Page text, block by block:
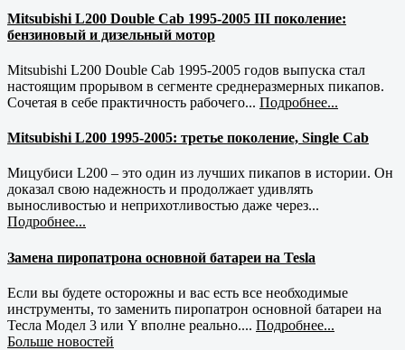
Mitsubishi L200 Double Cab 1995-2005 III поколение:
бензиновый и дизельный мотор
Mitsubishi L200 Double Cab 1995-2005 годов выпуска стал
настоящим прорывом в сегменте среднеразмерных пикапов.
Сочетая в себе практичность рабочего... Подробнее...
Mitsubishi L200 1995-2005: третье поколение, Single Cab
Мицубиси L200 – это один из лучших пикапов в истории. Он
доказал свою надежность и продолжает удивлять
выносливостью и неприхотливостью даже через...
Подробнее...
Замена пиропатрона основной батареи на Tesla
Если вы будете осторожны и вас есть все необходимые
инструменты, то заменить пиропатрон основной батареи на
Тесла Модел 3 или Y вполне реально.... Подробнее...
Больше новостей